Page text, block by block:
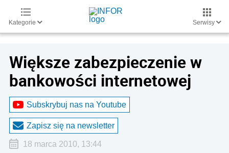
Kategorie Serwisy
Większe zabezpieczenie w
bankowości internetowej
Subskrybuj nas na Youtube
Zapisz się na newsletter
18 marca 2010, 13:44